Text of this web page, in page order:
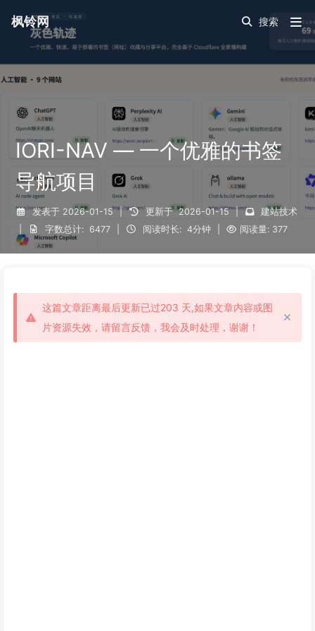
IORI-NAV — 一个优雅的书签
导航项目
发表于 2026-01-15 | 更新于 2026-01-15 |
建站技术
字数总计: 6477 阅读时长: 4分钟 阅读量: 377
枫铃网
这篇文章距离最后更新已过203 天,如果文章内容或图
片资源失效，请留言反馈，我会及时处理，谢谢！